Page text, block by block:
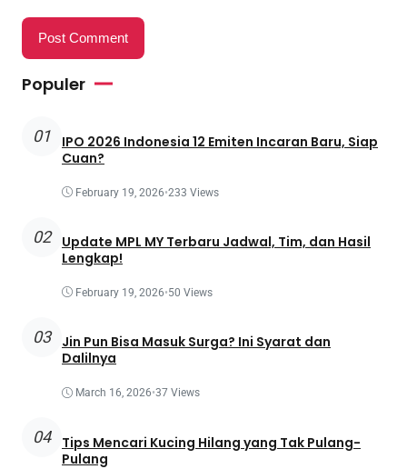
Populer
01
IPO 2026 Indonesia 12 Emiten Incaran Baru, Siap
Cuan?
February 19, 2026•233 Views
02
Update MPL MY Terbaru Jadwal, Tim, dan Hasil
Lengkap!
February 19, 2026•50 Views
03
Jin Pun Bisa Masuk Surga? Ini Syarat dan
Dalilnya
March 16, 2026•37 Views
04
Tips Mencari Kucing Hilang yang Tak Pulang-
Pulang